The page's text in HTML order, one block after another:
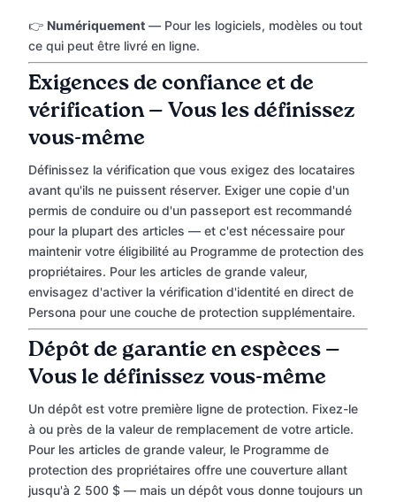
👉 Numériquement — Pour les logiciels, modèles ou tout
ce qui peut être livré en ligne.
Exigences de confiance et de
vérification — Vous les définissez
vous-même
Définissez la vérification que vous exigez des locataires
avant qu'ils ne puissent réserver. Exiger une copie d'un
permis de conduire ou d'un passeport est recommandé
pour la plupart des articles — et c'est nécessaire pour
maintenir votre éligibilité au Programme de protection des
propriétaires. Pour les articles de grande valeur,
envisagez d'activer la vérification d'identité en direct de
Persona pour une couche de protection supplémentaire.
Dépôt de garantie en espèces —
Vous le définissez vous-même
Un dépôt est votre première ligne de protection. Fixez-le
à ou près de la valeur de remplacement de votre article.
Pour les articles de grande valeur, le Programme de
protection des propriétaires offre une couverture allant
jusqu'à 2 500 $ — mais un dépôt vous donne toujours un